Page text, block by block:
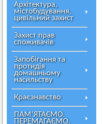
Архітектура,
містобудування,
цивільний захист
Захист прав
споживачів
Запобігання та
протидія
домашньому
насильству
Краєзнавство
ПАМ’ЯТАЄМО.
ПЕРЕМАГАЄМО.